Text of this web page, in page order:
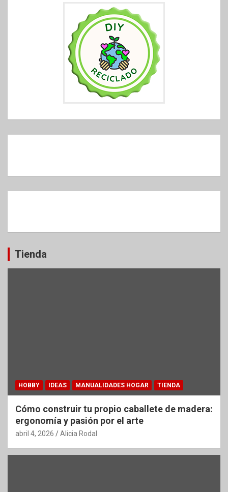
Tienda
HOBBY IDEAS MANUALIDADES HOGAR TIENDA
Cómo construir tu propio caballete de madera:
ergonomía y pasión por el arte
abril 4, 2026 Alicia Rodal